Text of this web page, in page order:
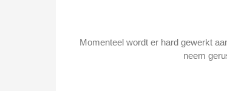
Momenteel wordt er hard gewerkt
neem